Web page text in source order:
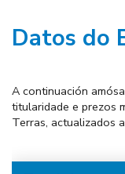
Datos do
A continuación
titularidade e prezos
Terras, actualizados